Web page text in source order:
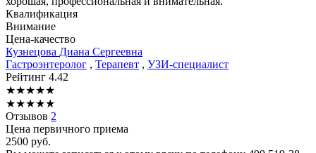
Квалификация
Внимание
Цена-качество
Кузнецова Диана Сергеевна
Гастроэнтеролог , Терапевт , УЗИ-специалист
Рейтинг 4.42
★★★★★
★★★★★
Отзывов 2
Цена первичного приема
2500 руб.